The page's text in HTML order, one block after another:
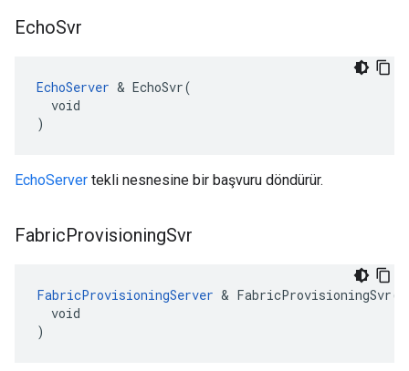
EchoSvr
EchoServer & EchoSvr(
  void
)
EchoServer tekli nesnesine bir başvuru döndürür.
FabricProvisioningSvr
FabricProvisioningServer & FabricProvisioningSvr(
  void
)